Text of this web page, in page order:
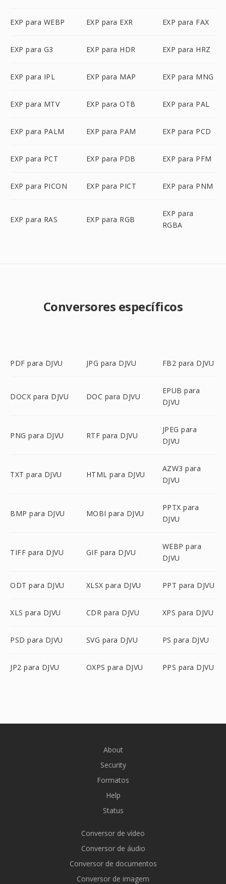
EXP para WEBP EXP para EXR EXP para FAX
EXP para G3 EXP para HDR EXP para HRZ
EXP para IPL EXP para MAP EXP para MNG
EXP para MTV EXP para OTB EXP para PAL
EXP para PALM EXP para PAM EXP para PCD
EXP para PCT EXP para PDB EXP para PFM
EXP para PICON EXP para PICT EXP para PNM
EXP para RAS EXP para RGB
EXP para
RGBA
Conversores específicos
PDF para DJVU JPG para DJVU FB2 para DJVU
DOCX para DJVU DOC para DJVU
EPUB para
DJVU
PNG para DJVU RTF para DJVU
JPEG para
DJVU
TXT para DJVU HTML para DJVU
AZW3 para
DJVU
BMP para DJVU MOBI para DJVU
PPTX para
DJVU
TIFF para DJVU GIF para DJVU
WEBP para
DJVU
ODT para DJVU XLSX para DJVU PPT para DJVU
XLS para DJVU CDR para DJVU XPS para DJVU
PSD para DJVU SVG para DJVU PS para DJVU
JP2 para DJVU OXPS para DJVU PPS para DJVU
About
Security
Formatos
Help
Status
Conversor de vídeo
Conversor de áudio
Conversor de documentos
Conversor de imagem